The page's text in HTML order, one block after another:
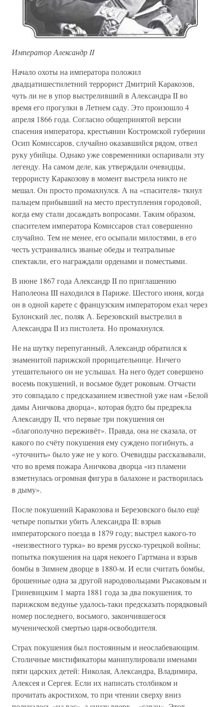
Император Александр II
Начало охоты на императора положил
двадцатишестилетний террорист Дмитрий Каракозов,
чуть ли не в упор выстреливший в Александра II во
время его прогулки в Летнем саду. Это произошло 4
апреля 1866 года. Согласно общепринятой версии
спасения императора, крестьянин Костромской губернии
Осип Комиссаров, случайно оказавшийся рядом, отвел
руку убийцы. Однако уже современники оспаривали эту
легенду. На самом деле, как утверждали очевидцы,
террористу Каракозову в момент выстрела никто не
мешал. Он просто промахнулся. А на «спасителя» ткнул
пальцем прибывший на место преступления городовой,
когда ему стали досаждать вопросами. Таким образом,
спасителем императора Комиссаров стал совершенно
случайно. Тем не менее, его осыпали милостями, в его
честь устраивались званые обеды и театральные
спектакли, его награждали орденами и поместьями.
В июне 1867 года Александр II по приглашению
Наполеона III находился в Париже. Шестого июня, когда
он в одной карете с французским императором ехал через
Булонский лес, поляк А. Березовский выстрелил в
Александра II из пистолета. Но промахнулся.
Не на шутку перепуганный, Александр обратился к
знаменитой парижской прорицательнице. Ничего
утешительного он не услышал. На него будет совершено
восемь покушений, и восьмое будет роковым. Отчасти
это совпадало с предсказанием известной уже нам «Белой
дамы Аничкова дворца», которая будто бы предрекла
Александру II, что первые три покушения он
«благополучно переживёт». Правда, она не сказала, от
какого по счёту покушения ему суждено погибнуть, а
«уточнить» было уже не у кого. Очевидцы рассказывали,
что во время пожара Аничкова дворца «из пламени
взметнулась огромная фигура в балахоне и растворилась
в дыму».
После покушений Каракозова и Березовского было ещё
четыре попытки убить Александра II: взрыв
императорского поезда в 1879 году; выстрел какого-то
«неизвестного турка» во время русско-турецкой войны;
попытка покушения на царя некоего Гартмана и взрыв
бомбы в Зимнем дворце в 1880-м. И если считать бомбы,
брошенные одна за другой народовольцами Рысаковым и
Гриневицким 1 марта 1881 года за два покушения, то
парижском ведунье удалось-таки предсказать порядковый
номер последнего, восьмого, закончившегося
мученической смертью царя-освободителя.
Страх покушения был постоянным и неослабевающим.
Столичные мистификаторы манипулировали именами
пяти царских детей: Николая, Александра, Владимира,
Алексея и Сергея. Если их написать столбиком и
прочитать акростихом, то при чтении сверху вниз